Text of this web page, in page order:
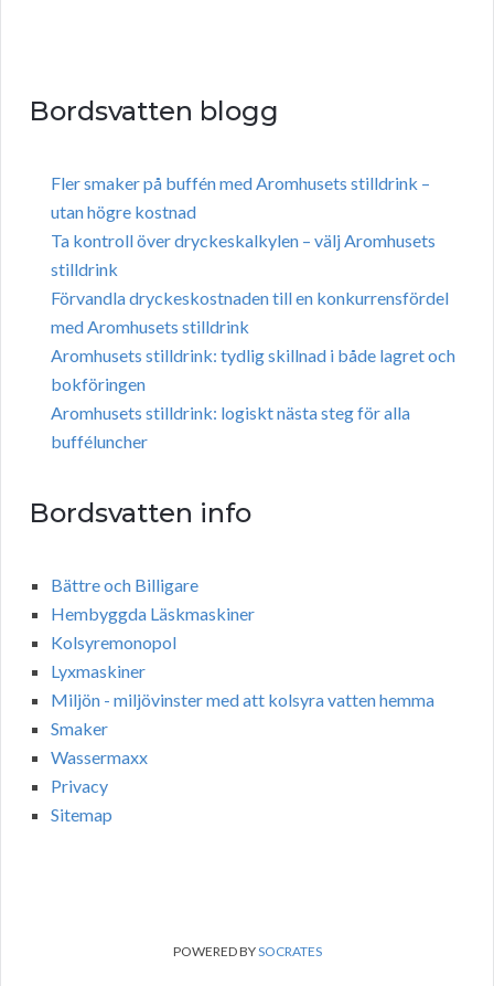
Bordsvatten blogg
Fler smaker på buffén med Aromhusets stilldrink –
utan högre kostnad
Ta kontroll över dryckeskalkylen – välj Aromhusets
stilldrink
Förvandla dryckeskostnaden till en konkurrensfördel
med Aromhusets stilldrink
Aromhusets stilldrink: tydlig skillnad i både lagret och
bokföringen
Aromhusets stilldrink: logiskt nästa steg för alla
bufféluncher
Bordsvatten info
Bättre och Billigare
Hembyggda Läskmaskiner
Kolsyremonopol
Lyxmaskiner
Miljön - miljövinster med att kolsyra vatten hemma
Smaker
Wassermaxx
Privacy
Sitemap
POWERED BYSOCRATES